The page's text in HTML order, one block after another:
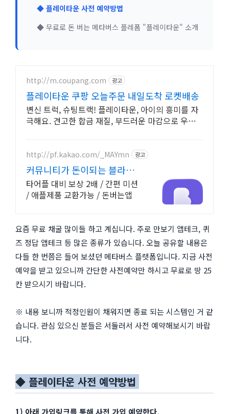
◆ 플레이타운 사전 예약방법
◆ 무료로 돈 버는 메타버스 플레폼 "플레이타운" 소개
http://m.coupang.com 광고
플레이타운 쿠팡 오늘주문 내일도착 로켓배송
변신 트럭, 슈팅트랙! 플레이타운, 아이의 흥미를 자
극해요. 견고한 합금 재질, 부드러운 마감으로 우리
http://pf.kakao.com/_MAYmn 광고
커뮤니티가 돈이되는 블라블
라
타어플 대비 보상 2배 / 간편 미션
/ 애플제품 교환가능 / 돈버는앱
요즘 무료 채굴 많이들 하고 계십니다. 주로 만보기 앱테크, 퀴
즈 정답 앱테크 등 많은 종류가 있습니다. 오늘 공유할 내용은
다들 한 번쯤은 들어 보셨던 메타버스 플랫폼입니다. 지금 사전
예약을 받고 있으니까 간단한 사전예약만 하시고 무료로 땅 25
칸 받으시기 바랍니다.
※ 내용 보니까 적정인원이 채워지면 종료 되는 시스템인 거 같
습니다. 관심 있으신 분들은 서둘러서 사전 예약해보시기 바랍
니다.
◆ 플레이타운 사전 예약방법
1) 아래 가입링크를 통해 사전 가입 예약한다.